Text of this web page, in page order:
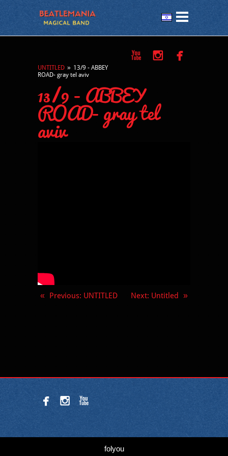



UNTITLED » 13/9 - ABBEY
ROAD- gray tel aviv
13/9 - ABBEY
ROAD- gray tel
aviv
« Previous: UNTITLED Next: Untitled »
  
folyou